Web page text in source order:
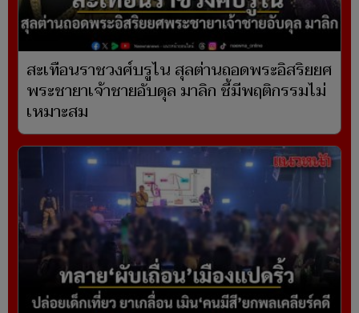
สะเทือนราชวงศ์บรูไน สุลต่านถอดพระอิสริยยศ
พระชายาเจ้าชายอับดุล มาลิก ชี้มีพฤติกรรมไม่
เหมาะสม